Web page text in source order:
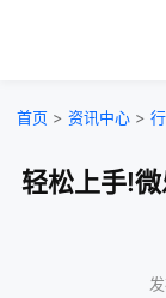
首页 > 资讯中心 >
轻松上手!